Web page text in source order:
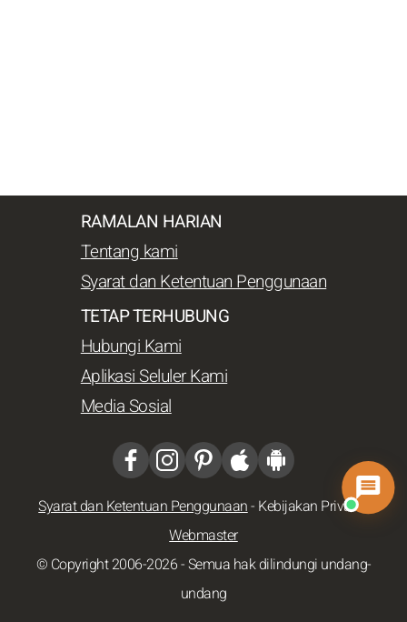
RAMALAN HARIAN
Tentang kami
Syarat dan Ketentuan Penggunaan
TETAP TERHUBUNG
Hubungi Kami
Aplikasi Seluler Kami
Media Sosial
Syarat dan Ketentuan Penggunaan- Kebijakan Privasi
Webmaster
© Copyright 2006-2026 - Semua hak dilindungi undang-
undang